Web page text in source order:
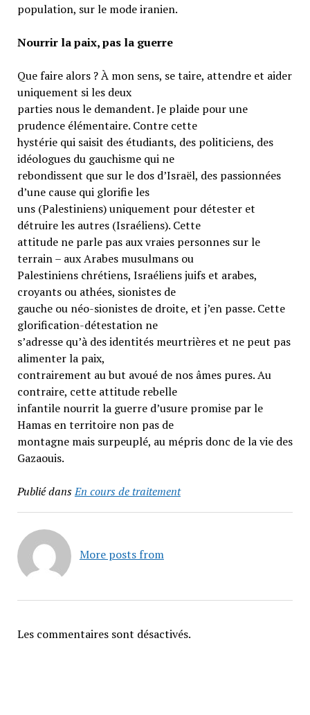
population, sur le mode iranien.
Nourrir la paix, pas la guerre
Que faire alors ? À mon sens, se taire, attendre et aider
uniquement si les deux
parties nous le demandent. Je plaide pour une
prudence élémentaire. Contre cette
hystérie qui saisit des étudiants, des politiciens, des
idéologues du gauchisme qui ne
rebondissent que sur le dos d’Israël, des passionnées
d’une cause qui glorifie les
uns (Palestiniens) uniquement pour détester et
détruire les autres (Israéliens). Cette
attitude ne parle pas aux vraies personnes sur le
terrain – aux Arabes musulmans ou
Palestiniens chrétiens, Israéliens juifs et arabes,
croyants ou athées, sionistes de
gauche ou néo-sionistes de droite, et j’en passe. Cette
glorification-détestation ne
s’adresse qu’à des identités meurtrières et ne peut pas
alimenter la paix,
contrairement au but avoué de nos âmes pures. Au
contraire, cette attitude rebelle
infantile nourrit la guerre d’usure promise par le
Hamas en territoire non pas de
montagne mais surpeuplé, au mépris donc de la vie des
Gazaouis.
Publié dansEn cours de traitement
More posts from
Les commentaires sont désactivés.